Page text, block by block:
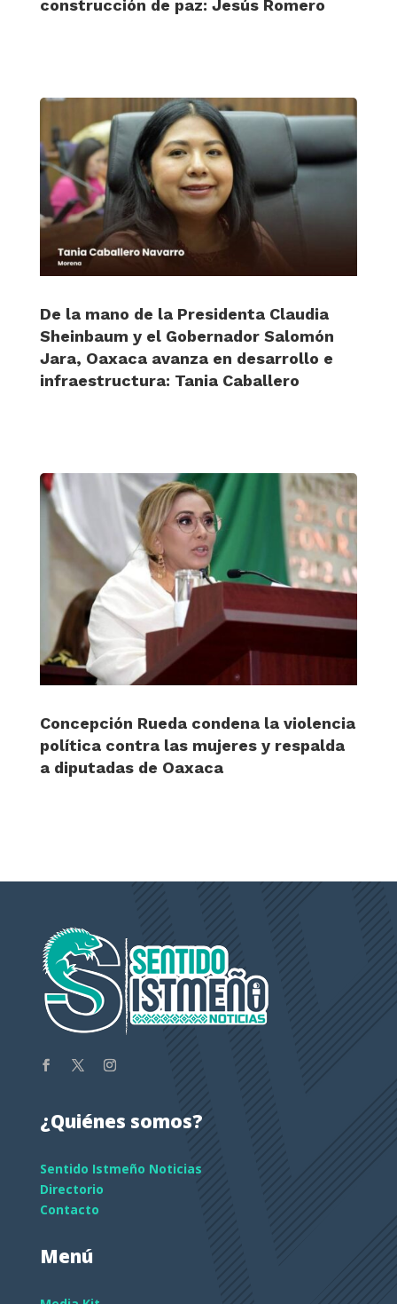
construcción de paz: Jesús Romero
De la mano de la Presidenta Claudia
Sheinbaum y el Gobernador Salomón
Jara, Oaxaca avanza en desarrollo e
infraestructura: Tania Caballero
Concepción Rueda condena la violencia
política contra las mujeres y respalda
a diputadas de Oaxaca
¿Quiénes somos?
Sentido Istmeño Noticias
Directorio
Contacto
Menú